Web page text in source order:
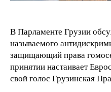
В Парламенте Грузии
называемого
защищающий права
принятии настаивает
свой голос Грузинская